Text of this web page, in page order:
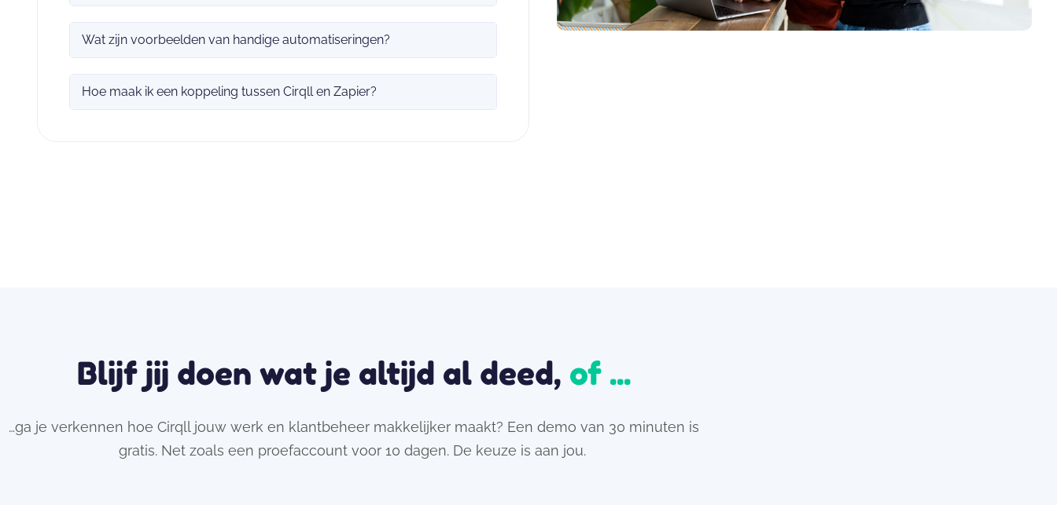
Wat zijn voorbeelden van handige automatiseringen?
Hoe maak ik een koppeling tussen Cirqll en Zapier?
Blijf jij doen wat je altijd al deed, of ...
…ga je verkennen hoe Cirqll jouw werk en klantbeheer makkelijker maakt? Een demo van 30 minuten is
gratis. Net zoals een proefaccount voor 10 dagen. De keuze is aan jou.